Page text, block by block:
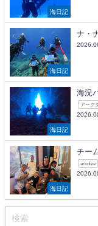
海日記
海日記
ナ・
海日記
海況
アーク
海日記
チー
arkdive